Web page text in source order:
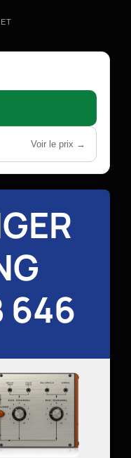
Voir le prix →
646